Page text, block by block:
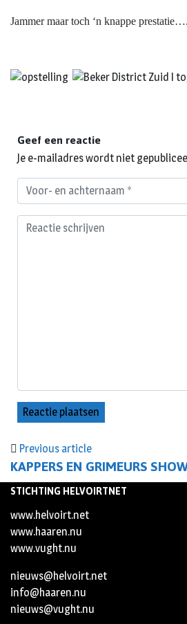
Jammer maar toch ‘n knappe prestatie….
Previous article
KAPPERS EN GRIMEURS
Geef een reactie
Je e-mailadres wordt niet
STICHTING HELVOIRTNET
www.helvoirt.net
www.haaren.nu
www.vught.nu
nieuws@helvoirt.net
info@haaren.nu
nieuws@vught.nu